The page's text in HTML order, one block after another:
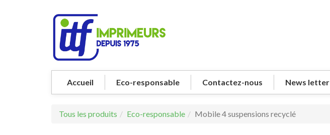
Accueil Eco-responsable Contactez-nous News letter
Tous les produits Eco-responsable Mobile 4 suspensions recyclé